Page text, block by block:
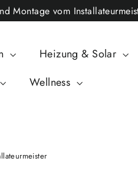
Montage vom
Heizung & Solar
Wellness